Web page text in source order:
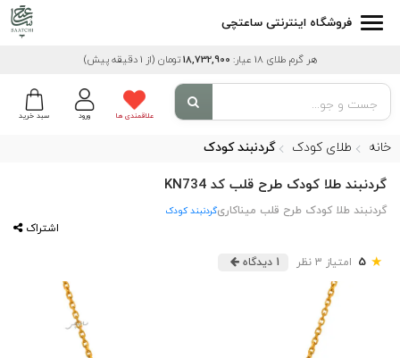
فروشگاه اینترنتی ساعتچی
هر گرم طلای 18 عیار: 18,732,900تومان (از 1 دقیقه پیش)
سبد خرید ورود علاقمندی ها
خانه طلای کودک گردنبند کودک
گردنبند طلا کودک طرح قلب کد KN734
گردنبند طلا کودک طرح قلب میناکاریگردنبند کودک
اشتراک
★
5 امتیاز 3 نظر 1 دیدگاه